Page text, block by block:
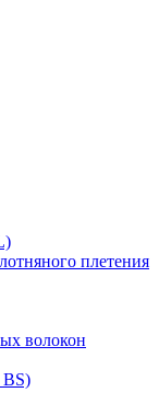
плетения
волокон
BS)